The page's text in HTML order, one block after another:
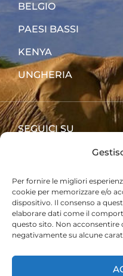
Per fornire le migliori
cookie per memorizzare e/o
dispositivo. Il consenso a
elaborare dati come il
questo sito. Non acconsentire
negativamente su alcune
BELGIO
PAESI BASSI
KENYA
UNGHERIA
SEGUICI SU